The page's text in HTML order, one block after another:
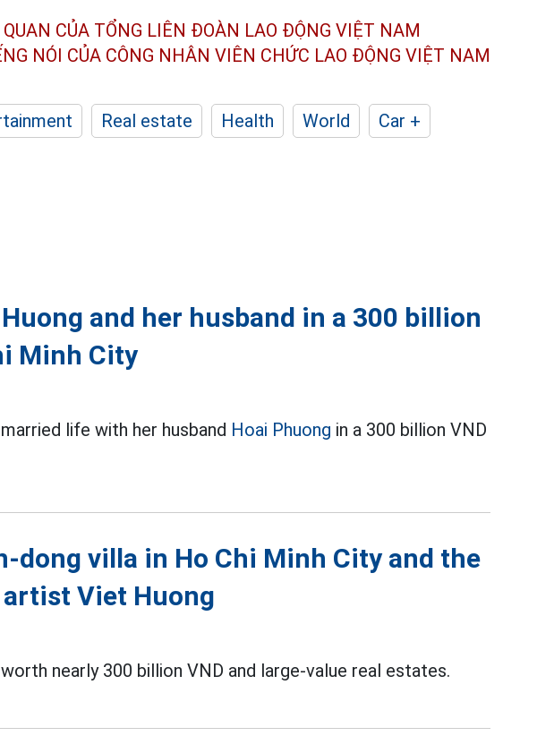
QUAN CỦA TỔNG LIÊN ĐOÀN LAO ĐỘNG VIỆT NAM
NÓI CỦA CÔNG NHÂN VIÊN CHỨC LAO ĐỘNG VIỆT NAM
Real estate Health World
Car +
and her husband in a 300 billion
Minh City
life with her husband Hoai Phuong in a 300 billion VND
dong villa in Ho Chi Minh City and the
Viet Huong
nearly 300 billion VND and large-value real estates.